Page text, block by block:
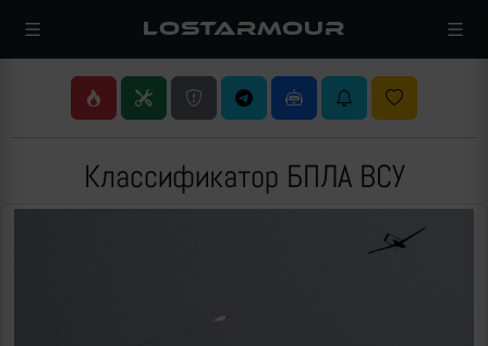
LOSTARMOUR
Классификатор БПЛА ВСУ